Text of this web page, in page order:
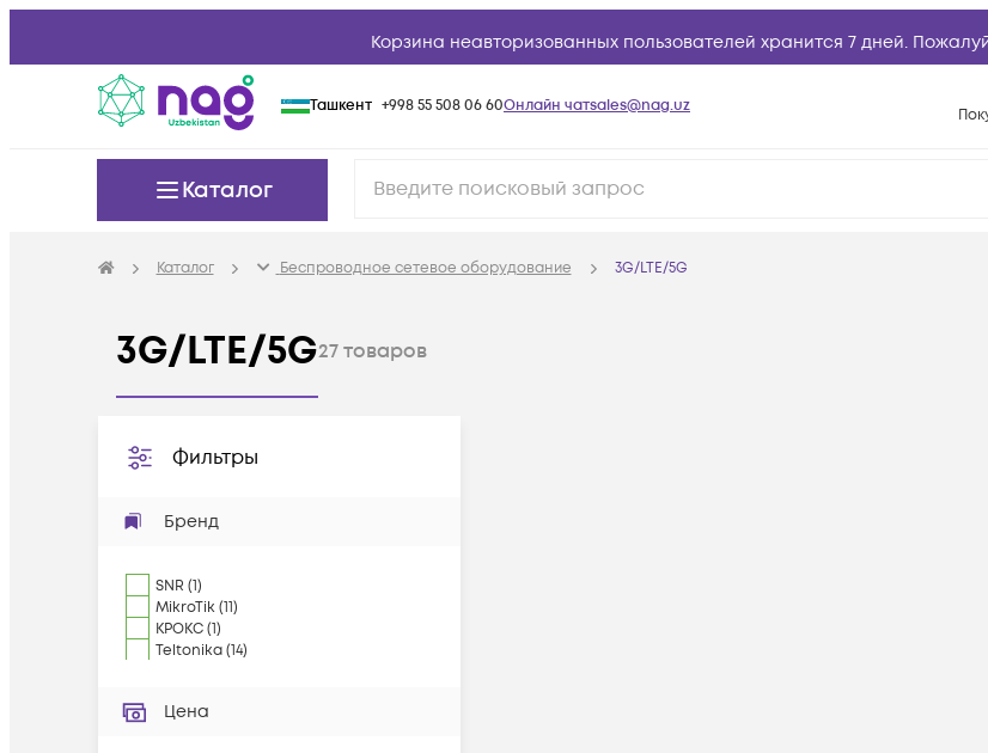
Корзина неавторизованных пользователей хранится 7 дней.
Ташкент +998 55 508 06 60Онлайн чатsales@nag.uz
Каталог
Каталог Беспроводное сетевое оборудование 3G/LTE/5G
3G/LTE/5G27товаров
Фильтры
Бренд
SNR (1)
MikroTik(11)
КРОКС(1)
Teltonika(14)
Цена